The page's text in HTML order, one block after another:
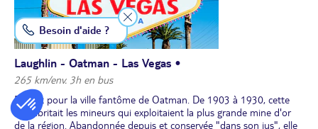
Route vers le Nevada et arrivée à Laughlin, sur les berges du
Colorado, à la frontière de l'Arizona.
Dînet et nuit.
Laughlin - Oatman - Las Vegas •
265 km/env. 3h en bus
Départ pour la ville fantôme de Oatman. De 1903 à 1930, cette
ville abritait les mineurs qui exploitaient la plus grande mine d'or
de la région. Abandonnée depuis et conservée "dans son jus", elle
Besoin d'aide ?